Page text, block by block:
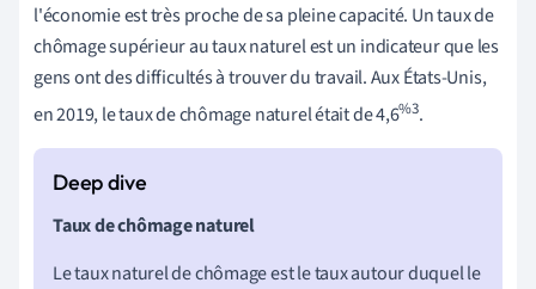
l'économie est très proche de sa pleine capacité. Un taux de
chômage supérieur au taux naturel est un indicateur que les
gens ont des difficultés à trouver du travail. Aux États-Unis,
en 2019, le taux de chômage naturel était de 4,6%3.
Taux de chômage naturel
Le taux naturel de chômage est le taux autour duquel le